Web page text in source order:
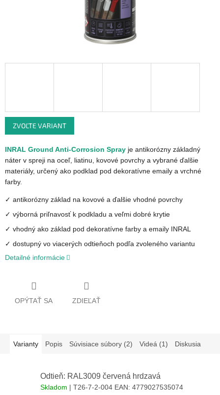
ZVOĽTE VARIANT
INRAL Ground Anti-Corrosion Spray je antikorózny základný
náter v spreji na oceľ, liatinu, kovové povrchy a vybrané ďalšie
materiály, určený ako podklad pod dekoratívne emaily a vrchné
farby.
✓ antikorózny základ na kovové a ďalšie vhodné povrchy
✓ výborná priľnavosť k podkladu a veľmi dobré krytie
✓ vhodný ako základ pod dekoratívne farby a emaily INRAL
✓ dostupný vo viacerých odtieňoch podľa zvoleného variantu
Detailné informácie
OPÝTAŤ SA ZDIEĽAŤ
Varianty Popis Súvisiace súbory (2) Videá (1) Diskusia
Odtieň: RAL3009 červená hrdzavá
Skladom | T26-7-2-004 EAN: 4779027535074